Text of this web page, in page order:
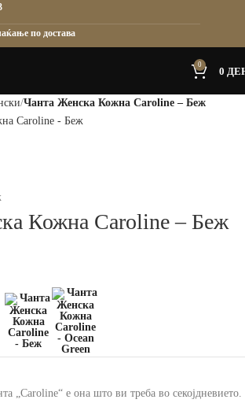
0
0
Чанта Женска Кожна Caroline – Беж
Кожна Caroline – Беж
„Caroline“ е она што ви треба во секојдневието.
по достава